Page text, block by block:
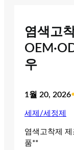
염색고
우
1월 20, 2026
세제/세정제
염색고착제
품**